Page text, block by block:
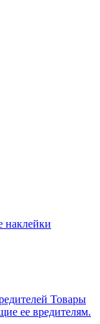
наклейки
Товары
ее вредителям.